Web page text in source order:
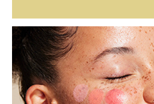
SIE SIND
BALD VERFÜGBAR
BLOG